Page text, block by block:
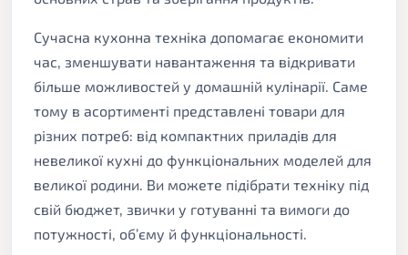
Сучасна кухонна техніка допомагає економити
час, зменшувати навантаження та відкривати
більше можливостей у домашній кулінарії. Саме
тому в асортименті представлені товари для
різних потреб: від компактних приладів для
невеликої кухні до функціональних моделей для
великої родини. Ви можете підібрати техніку під
свій бюджет, звички у готуванні та вимоги до
потужності, об’єму й функціональності.